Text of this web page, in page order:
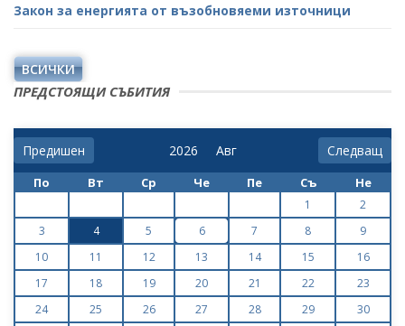
Закон за енергията от възобновяеми източници
ВСИЧКИ
ПРЕДСТОЯЩИ СЪБИТИЯ
Предишен Следващ
По Вт Ср Че Пе Съ Не
1
2
3
4 5 6 7 8
9
10
11 12 13 14 15
16
17
18 19 20 21 22
23
24
25 26 27 28 29
30